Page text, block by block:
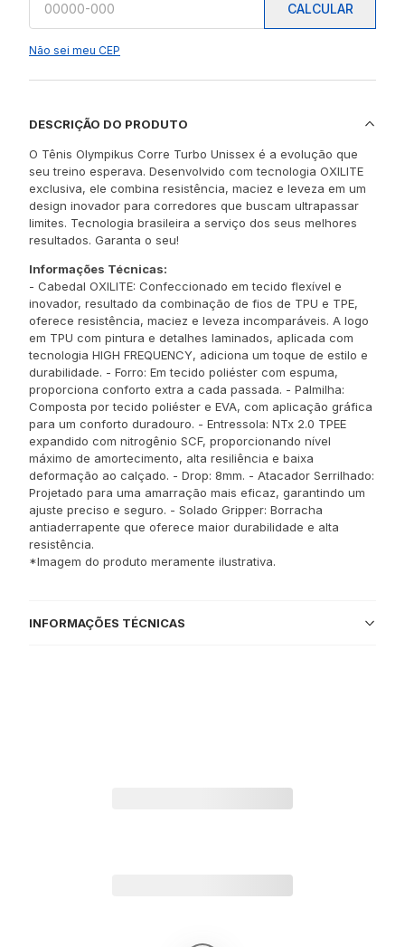
CALCULAR
Não sei meu CEP
DESCRIÇÃO DO PRODUTO
O Tênis Olympikus Corre Turbo Unissex é a evolução que
seu treino esperava. Desenvolvido com tecnologia OXILITE
exclusiva, ele combina resistência, maciez e leveza em um
design inovador para corredores que buscam ultrapassar
limites. Tecnologia brasileira a serviço dos seus melhores
resultados. Garanta o seu!
Informações Técnicas:
- Cabedal OXILITE: Confeccionado em tecido flexível e
inovador, resultado da combinação de fios de TPU e TPE,
oferece resistência, maciez e leveza incomparáveis. A logo
em TPU com pintura e detalhes laminados, aplicada com
tecnologia HIGH FREQUENCY, adiciona um toque de estilo e
durabilidade. - Forro: Em tecido poliéster com espuma,
proporciona conforto extra a cada passada. - Palmilha:
Composta por tecido poliéster e EVA, com aplicação gráfica
para um conforto duradouro. - Entressola: NTx 2.0 TPEE
expandido com nitrogênio SCF, proporcionando nível
máximo de amortecimento, alta resiliência e baixa
deformação ao calçado. - Drop: 8mm. - Atacador Serrilhado:
Projetado para uma amarração mais eficaz, garantindo um
ajuste preciso e seguro. - Solado Gripper: Borracha
antiaderrapente que oferece maior durabilidade e alta
resistência.
*Imagem do produto meramente ilustrativa.
INFORMAÇÕES TÉCNICAS